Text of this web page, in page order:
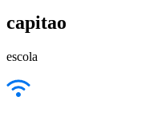
capitao
escola